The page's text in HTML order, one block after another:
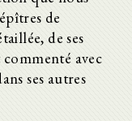
de
de ses
avec
ses autres